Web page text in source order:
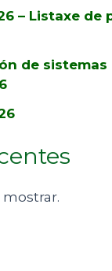
– Listaxe de
de